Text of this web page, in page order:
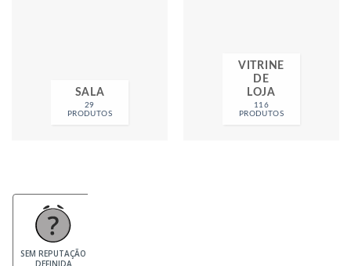
SALA
29
PRODUTOS
VITRINE
DE
LOJA
116
PRODUTOS
SEM REPUTAÇÃO
DEFINIDA